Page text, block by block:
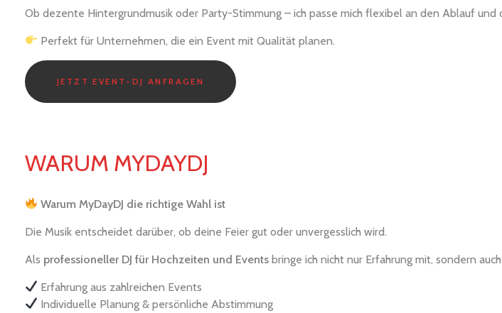
Ob dezente Hintergrundmusik oder Party-Stimmung – ich passe mich flexibel an den Ablauf und
Perfekt für Unternehmen, die ein Event mit Qualität planen.
JETZT EVENT-DJ ANFRAGEN
WARUM MYDAYDJ
Warum MyDayDJ die richtige Wahl ist
Die Musik entscheidet darüber, ob deine Feier gut oder unvergesslich wird.
Als professioneller DJ für Hochzeiten und Events bringe ich nicht nur Erfahrung mit, sondern
Erfahrung aus zahlreichen Events
Individuelle Planung & persönliche Abstimmung